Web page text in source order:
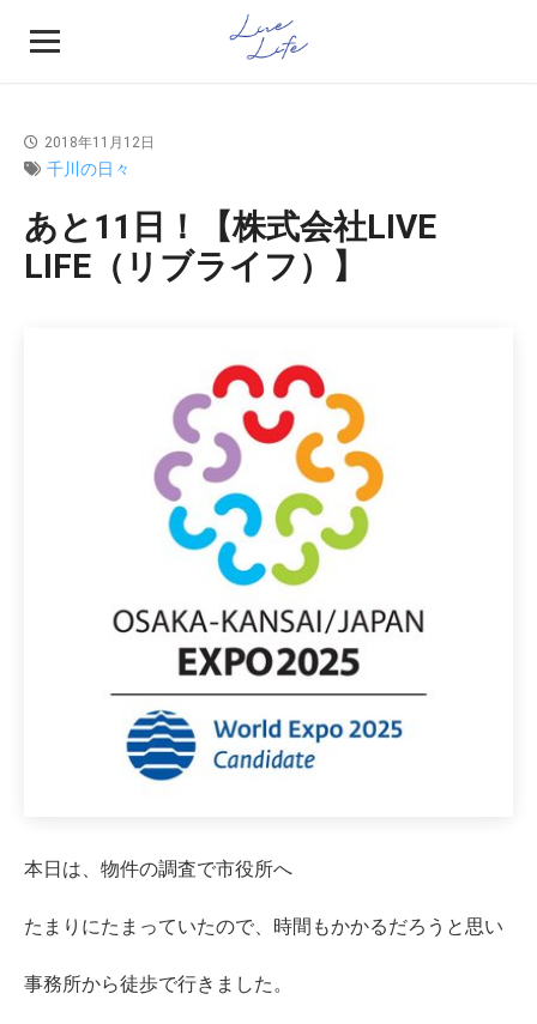
2018年11月12日
千川の日々
あと11日！【株式会社LIVE
LIFE（リブライフ）】
本日は、物件の調査で市役所へ
たまりにたまっていたので、時間もかかるだろうと思い
事務所から徒歩で行きました。